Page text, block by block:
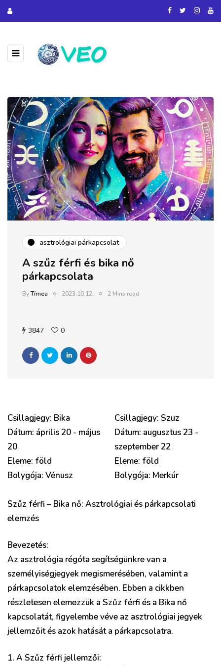
asztrológiai párkapcsolat
A szűz férfi és bika nő
párkapcsolata
ByTímea 2023.10.12. 2 Mins read
3847 0
Csillagjegy: Bika
Dátum: április 20 - május
20
Eleme: föld
Bolygója: Vénusz
Csillagjegy: Szuz
Dátum: augusztus 23 -
szeptember 22
Eleme: föld
Bolygója: Merkúr
Szűz férfi – Bika nő: Asztrológiai és párkapcsolati
elemzés
Bevezetés:
Az asztrológia régóta segítségünkre van a
személyiségjegyek megismerésében, valamint a
párkapcsolatok elemzésében. Ebben a cikkben
részletesen elemezzük a Szűz férfi és a Bika nő
kapcsolatát, figyelembe véve az asztrológiai jegyek
jellemzőit és azok hatását a párkapcsolatra.
1. A Szűz férfi jellemzői: